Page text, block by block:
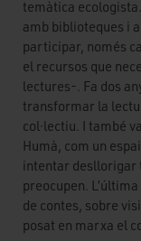
temàtica
amb biblioteques i
participar, només
el recursos que
lectures-. Fa dos
transformar la
col·lectiu. I també
Humà, com un
intentar desllorigar
preocupen.
de contes, sobre
posat en marxa el